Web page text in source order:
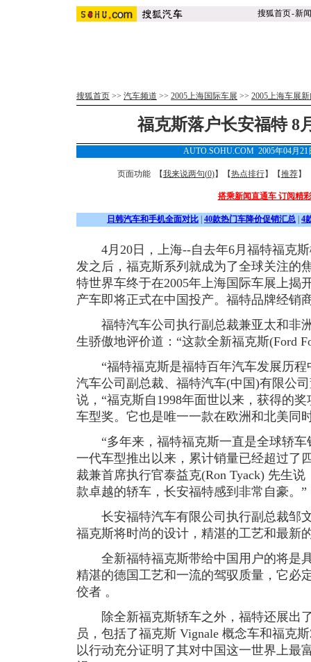
搜狐首页-新闻
搜狐首页 >> 汽车频道 >> 2005上海国际车展 >> 2005上海车展
福克斯落户长安福特 8
AUTO.SOHU.COM 2005年04月
页面功能 【我来说两句(0)】【热点排行】【推荐】
搭乘新闻直通车 订阅精
日韩汽车和手机全面对比 40款热门车降价促销汇总 4
4月20日，上海--自去年6月福特福克斯
发之后，福克斯系列就成为了全球关注的
特世界车终于在2005年上海国际车展上揭
产车即将正式在中国投产。福特品牌经销
福特汽车公司执行副总裁兼亚太和非洲
生骄傲地评价道：“这款全新福克斯(Ford
“福特福克斯是福特百年汽车发展历程
汽车公司副总裁、福特汽车(中国)有限公
说，“福克斯自1998年面世以来，获得的
车型奖。它也是唯一一款在欧洲和北美同
“多年来，福特福克斯一直是全球轿车
一代车型推出以来，累计销量已经超过了
裁兼首席执行官泰益克(Ron Tyack) 先生
款卓越的轿车，长安福特感到非常自豪。”
长安福特汽车有限公司执行副总裁邹
福克斯将时尚的设计，精湛的工艺和最新
全新福特福克斯带给中国用户的将是
精湛的德国工艺和一流的驾驭质量，它必
佼者 。
除全新福克斯轿车之外，福特还展出
员，包括了福克斯 Vignale 概念车和福克
以行动充分证明了其对中国这一世界上最